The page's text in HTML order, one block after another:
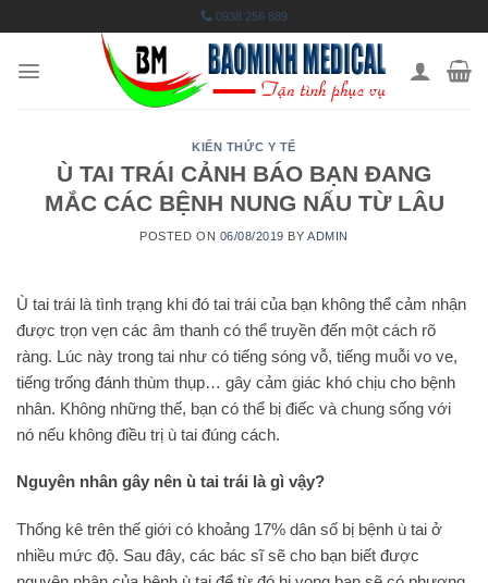
to
content
0938 256 889
KIẾN THỨC Y TẾ
Ù TAI TRÁI CẢNH BÁO BẠN ĐANG
MẮC CÁC BỆNH NUNG NẤU TỪ LÂU
POSTED ON 06/08/2019 BY ADMIN
Ù tai trái là tình trạng khi đó tai trái của bạn không thể cảm nhận
được trọn vẹn các âm thanh có thể truyền đến một cách rõ
ràng. Lúc này trong tai như có tiếng sóng vỗ, tiếng muỗi vo ve,
tiếng trống đánh thùm thụp… gây cảm giác khó chịu cho bệnh
nhân. Không những thế, bạn có thể bị điếc và chung sống với
nó nếu không điều trị ù tai đúng cách.
Nguyên nhân gây nên ù tai trái là gì vậy?
Thống kê trên thế giới có khoảng 17% dân số bị bệnh ù tai ở
nhiều mức độ. Sau đây, các bác sĩ sẽ cho bạn biết được